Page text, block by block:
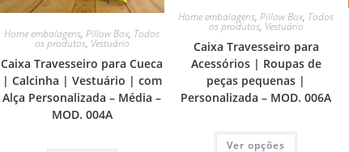
Home embalagens,Pillow Box, Todos
os produtos, Vestuário
Caixa Travesseiro para Cueca
| Calcinha | Vestuário | com
Alça Personalizada – Média –
MOD. 004A
Home embalagens,Pillow Box, Todos
os produtos, Vestuário
Caixa Travesseiro para
Acessórios | Roupas de
peças pequenas |
Personalizada – MOD. 006A
Ver opções